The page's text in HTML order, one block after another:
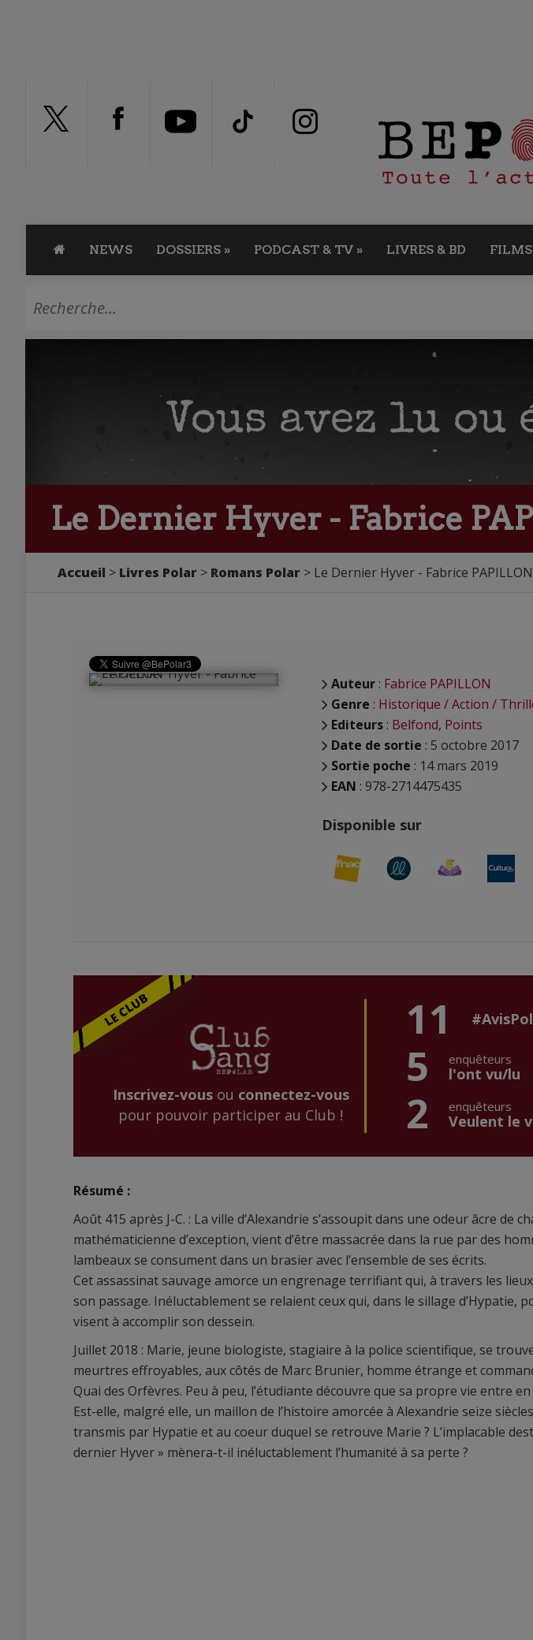
NEWS DOSSIERS » PODCAST & TV » LIVRES & BD FILMS
Le Dernier Hyver - Fabrice
Accueil Livres Polar Romans Polar Le Dernier Hyver - Fabrice PAPILLON
Auteur : Fabrice PAPILLON
Genre : Historique / Action /
Editeurs : Belfond, Points
Date de sortie : 5 octobre 2017
Sortie poche : 14 mars 2019
EAN : 978-2714475435
Disponible sur
Inscrivez-vousou connectez-vous
pour pouvoir participer au Club !
11
5 enquêteurs
l'ont vu/lu
2 enquêteurs
Veulent le
Résumé :
Août 415 après J-C. : La ville d’Alexandrie s’assoupit dans une odeur âcre de
mathématicienne d’exception, vient d’être massacrée dans la rue par des
lambeaux se consument dans un brasier avec l’ensemble de ses écrits.
Cet assassinat sauvage amorce un engrenage terrifiant qui, à travers les
son passage. Inéluctablement se relaient ceux qui, dans le sillage d’Hypatie,
visent à accomplir son dessein.
Juillet 2018 : Marie, jeune biologiste, stagiaire à la police scientifique, se
meurtres effroyables, aux côtés de Marc Brunier, homme étrange et
Quai des Orfèvres. Peu à peu, l’étudiante découvre que sa propre vie entre
Est-elle, malgré elle, un maillon de l’histoire amorcée à Alexandrie seize
transmis par Hypatie et au coeur duquel se retrouve Marie ? L’implacable
dernier Hyver » mènera-t-il inéluctablement l’humanité à sa perte ?